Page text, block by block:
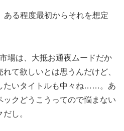
ある程度最初からそれを想定
場は、大抵お通夜ムードだか
て欲しいとは思うんだけど、
たいタイトルも中々ね……。あ
ックどうこうってので悩まない
し。